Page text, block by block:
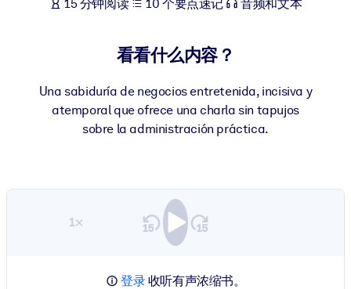
15 分钟阅读 10 个要点速记 音频和文本
看看什么内容？
Una sabiduría de negocios entretenida, incisiva y
atemporal que ofrece una charla sin tapujos
sobre la administración práctica.
1×
登录收听有声浓缩书。